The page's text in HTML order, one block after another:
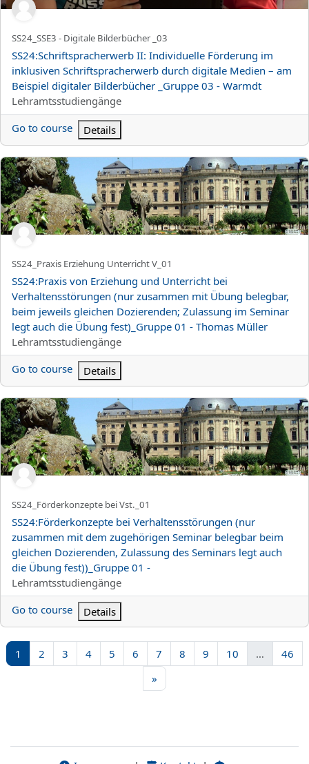
Kortnamn för kurs
SS24_SSE3 - Digitale Bilderbücher _03
Kursnamn
SS24:Schriftspracherwerb II: Individuelle Förderung im
inklusiven Schriftspracherwerb durch digitale Medien – am
Beispiel digitaler Bilderbücher _Gruppe 03 - Warmdt
Kurskategori
Lehramtsstudiengänge
Go to course
Details
SS24:Praxis von Erziehung und Unterricht bei
Kortnamn för kurs
SS24_Praxis Erziehung Unterricht V_01
Kursnamn
SS24:Praxis von Erziehung und Unterricht bei
Verhaltensstörungen (nur zusammen mit Übung belegbar,
beim jeweils gleichen Dozierenden; Zulassung im Seminar
legt auch die Übung fest)_Gruppe 01 - Thomas Müller
Kurskategori
Lehramtsstudiengänge
Go to course
Details
SS24:Förderkonzepte bei Verhaltensstörungen (nur zusammen
Kortnamn för kurs
SS24_Förderkonzepte bei Vst._01
Kursnamn
SS24:Förderkonzepte bei Verhaltensstörungen (nur
zusammen mit dem zugehörigen Seminar belegbar beim
gleichen Dozierenden, Zulassung des Seminars legt auch
die Übung fest))_Gruppe 01 -
Kurskategori
Lehramtsstudiengänge
Go to course
Details
1 Sida 1
2 Sida 2
3 Sida 3
4Sida 4
5 Sida 5
6 Sida 6
7 Sida 7
8 Sida 8
9 Sida 9
10 … 46
»Nästa sida